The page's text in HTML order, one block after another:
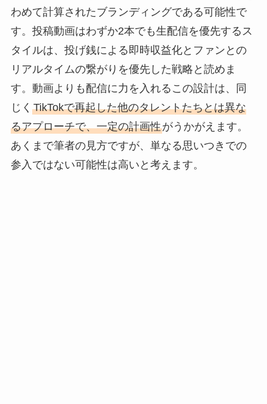
わめて計算されたブランディングである可能性で
す。投稿動画はわずか2本でも生配信を優先するス
タイルは、投げ銭による即時収益化とファンとの
リアルタイムの繋がりを優先した戦略と読めま
す。動画よりも配信に力を入れるこの設計は、同
じく TikTokで再起した他のタレントたちとは異な
るアプローチで、一定の計画性がうかがえます。
あくまで筆者の見方ですが、単なる思いつきでの
参入ではない可能性は高いと考えます。